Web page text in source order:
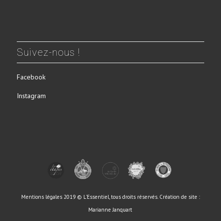
Suivez-nous !
Facebook
Instagram
Mentions légales2019 © L'Essentiel, tous droits réservés. Création de site :
Marianne Janquart